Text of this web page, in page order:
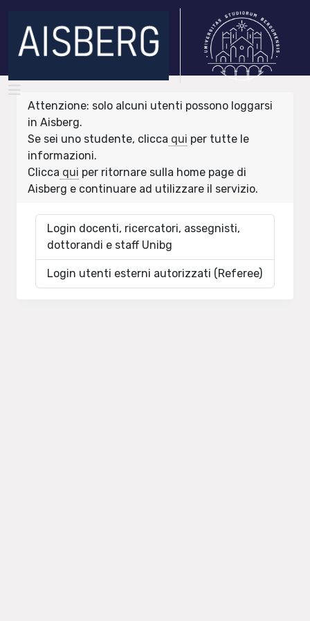
Attenzione: solo alcuni utenti possono loggarsi
in Aisberg.
Se sei uno studente, clicca qui per tutte le
informazioni.
Clicca qui per ritornare sulla home page di
Aisberg e continuare ad utilizzare il servizio.
Login docenti, ricercatori, assegnisti,
dottorandi e staff Unibg
Login utenti esterni autorizzati (Referee)